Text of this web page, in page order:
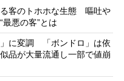
客のトホホな生態 嘔吐や
悪の客”とは
に変調 「ボンドロ」は依
品が大量流通し一部で値崩